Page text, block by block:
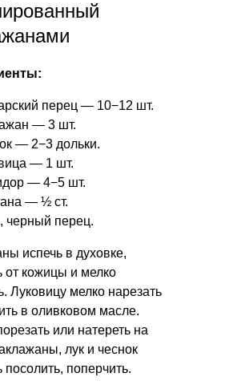
перец — 10−12 шт.
— 3 шт.
— 2−3 дольки.
— 1 шт.
— 4−5 шт.
— ½ ст.
черный перец.
испечь в духовке,
от кожицы и мелко
Луковицу мелко нарезать
в оливковом масле.
или натереть на
лук и чеснок
поперчить.